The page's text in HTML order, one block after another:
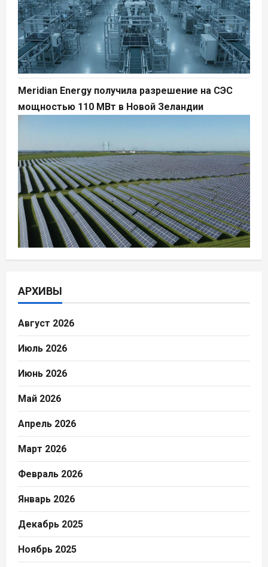
Meridian Energy получила разрешение на СЭС
мощностью 110 МВт в Новой Зеландии
АРХИВЫ
Август 2026
Июль 2026
Июнь 2026
Май 2026
Апрель 2026
Март 2026
Февраль 2026
Январь 2026
Декабрь 2025
Ноябрь 2025